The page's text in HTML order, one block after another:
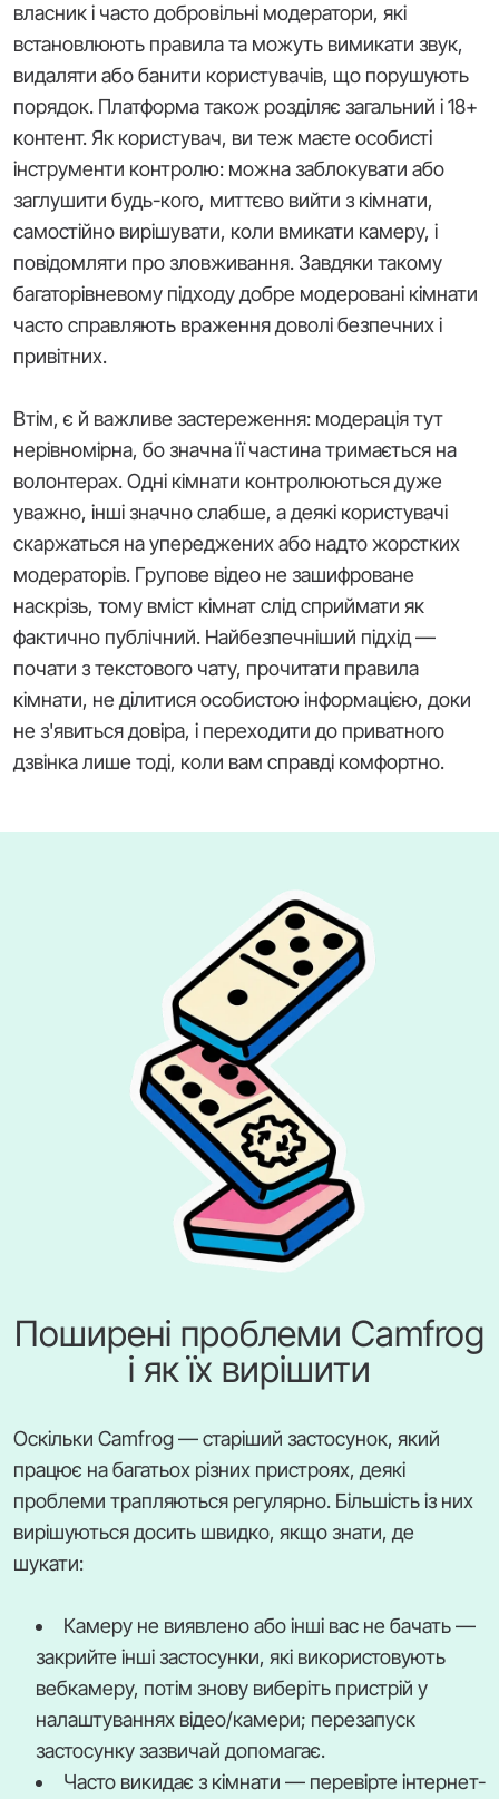
власник і часто добровільні модератори, які
встановлюють правила та можуть вимикати звук,
видаляти або банити користувачів, що порушують
порядок. Платформа також розділяє загальний і 18+
контент. Як користувач, ви теж маєте особисті
інструменти контролю: можна заблокувати або
заглушити будь-кого, миттєво вийти з кімнати,
самостійно вирішувати, коли вмикати камеру, і
повідомляти про зловживання. Завдяки такому
багаторівневому підходу добре модеровані кімнати
часто справляють враження доволі безпечних і
привітних.
Втім, є й важливе застереження: модерація тут
нерівномірна, бо значна її частина тримається на
волонтерах. Одні кімнати контролюються дуже
уважно, інші значно слабше, а деякі користувачі
скаржаться на упереджених або надто жорстких
модераторів. Групове відео не зашифроване
наскрізь, тому вміст кімнат слід сприймати як
фактично публічний. Найбезпечніший підхід —
почати з текстового чату, прочитати правила
кімнати, не ділитися особистою інформацією, доки
не з'явиться довіра, і переходити до приватного
дзвінка лише тоді, коли вам справді комфортно.
Поширені проблеми Camfrog
і як їх вирішити
Оскільки Camfrog — старіший застосунок, який
працює на багатьох різних пристроях, деякі
проблеми трапляються регулярно. Більшість із них
вирішуються досить швидко, якщо знати, де
шукати:
Камеру не виявлено або інші вас не бачать —
закрийте інші застосунки, які використовують
вебкамеру, потім знову виберіть пристрій у
налаштуваннях відео/камери; перезапуск
застосунку зазвичай допомагає.
Часто викидає з кімнати — перевірте інтернет-